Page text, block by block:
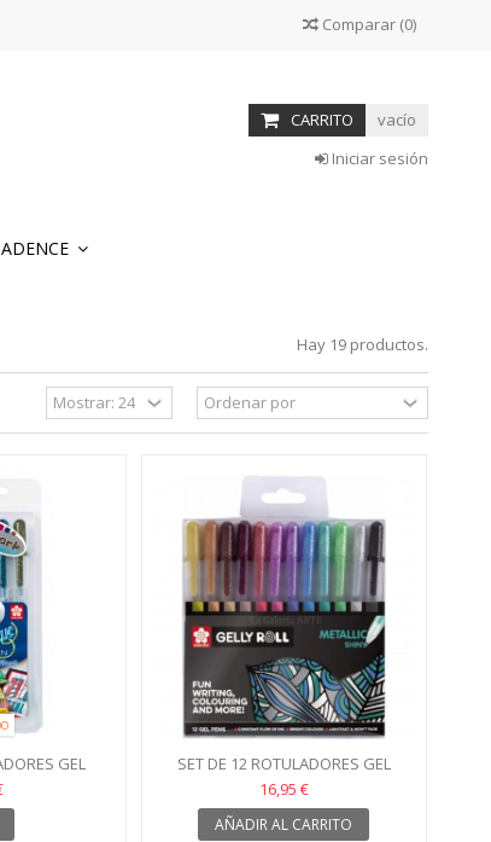
Comparar (0)
CARRITO
vacío
Iniciar sesión
Hay 19 productos.
GEL
SET DE 12 ROTULADORES GEL
METÁLICOS SAKURA
16,95 €
AÑADIR AL CARRITO